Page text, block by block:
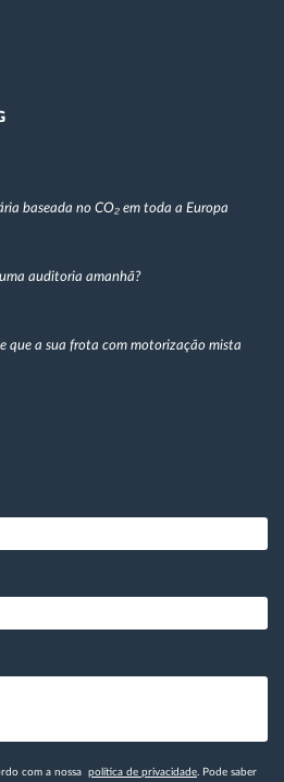
baseada no CO₂ em toda a Europa
auditoria amanhã?
que a sua frota com motorização mista
com a nossa política de privacidade . Pode saber